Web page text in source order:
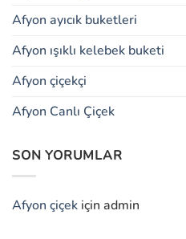
Afyon ayıcık buketleri
Afyon ışıklı kelebek buketi
Afyon çiçekçi
Afyon Canlı Çiçek
SON YORUMLAR
Afyon çiçek için admin